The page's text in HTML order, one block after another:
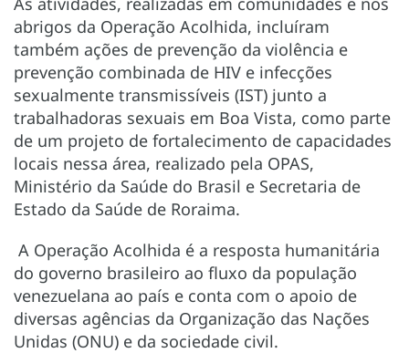
abrigos da Operação Acolhida, incluíram
também ações de prevenção da violência e
prevenção combinada de HIV e infecções
sexualmente transmissíveis (IST) junto a
trabalhadoras sexuais em Boa Vista, como parte
de um projeto de fortalecimento de capacidades
locais nessa área, realizado pela OPAS,
Ministério da Saúde do Brasil e Secretaria de
Estado da Saúde de Roraima.
A Operação Acolhida é a resposta humanitária
do governo brasileiro ao fluxo da população
venezuelana ao país e conta com o apoio de
diversas agências da Organização das Nações
Unidas (ONU) e da sociedade civil.